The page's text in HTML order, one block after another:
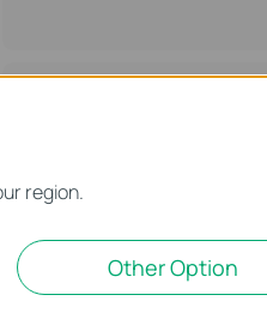
TL-SG1016D
Bộ chia tín hiệu 16 cổng Gigabit
Desktop/Rackmount
region.
Other Option